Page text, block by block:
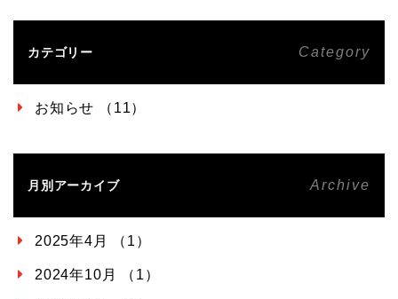
カテゴリー Category
お知らせ （11）
月別アーカイブ Archive
2025年4月 （1）
2024年10月 （1）